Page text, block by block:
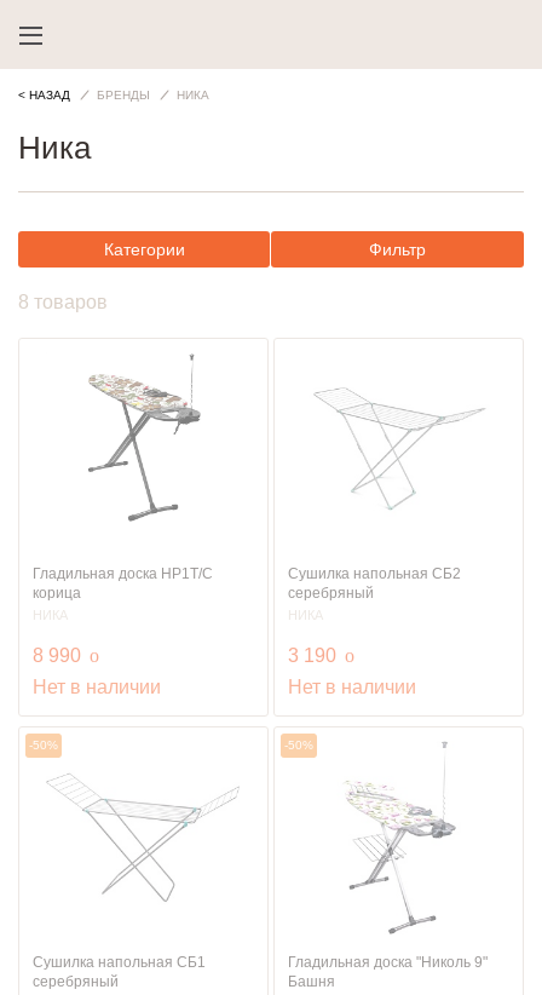
< НАЗАД БРЕНДЫ НИКА
Ника
Категории Фильтр
8 товаров
Гладильная доска HP1T/С
корица
НИКА
8 990 руб.
o
Нет в наличии
Сушилка напольная СБ2
серебряный
НИКА
3 190 руб.
o
Нет в наличии
-50%
Сушилка напольная СБ1
серебряный
-50%
Гладильная доска "Николь 9"
Башня